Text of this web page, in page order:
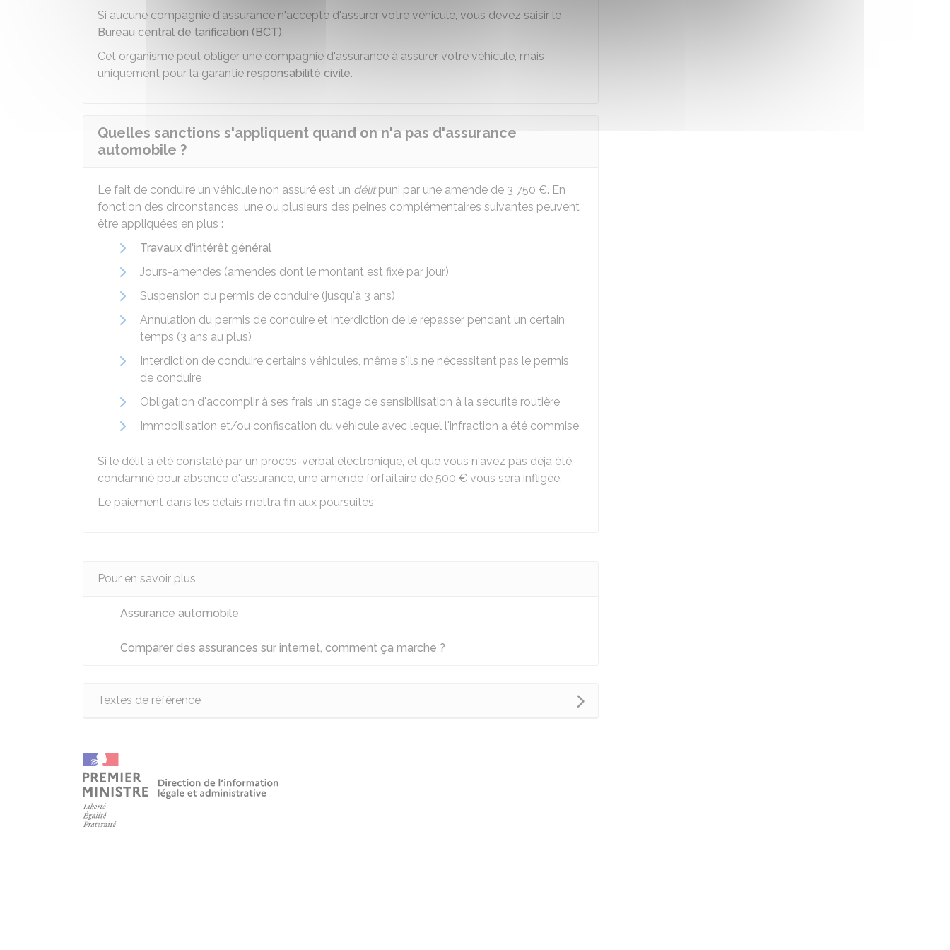
Si aucune compagnie d'assurance n'accepte d'assurer votre véhicule, vous devez saisir le
Bureau central de tarification (BCT).
Cet organisme peut obliger une compagnie d'assurance à assurer votre véhicule, mais
uniquement pour la garantie responsabilité civile.
Quelles sanctions s'appliquent quand on n'a pas d'assurance
automobile ?
Le fait de conduire un véhicule non assuré est un délitpuni par une amende de 3 750 €. En
fonction des circonstances, une ou plusieurs des peines complémentaires suivantes peuvent
être appliquées en plus :
Travaux d'intérêt général
Jours-amendes (amendes dont le montant est fixé par jour)
Suspension du permis de conduire (jusqu'à 3 ans)
Annulation du permis de conduire et interdiction de le repasser pendant un certain
temps (3 ans au plus)
Interdiction de conduire certains véhicules, même s'ils ne nécessitent pas le permis
de conduire
Obligation d'accomplir à ses frais un stage de sensibilisation à la sécurité routière
Immobilisation et/ou confiscation du véhicule avec lequel l'infraction a été commise
Si le délit a été constaté par un procès-verbal électronique, et que vous n'avez pas déjà été
condamné pour absence d'assurance, une amende forfaitaire de 500 € vous sera infligée.
Le paiement dans les délais mettra fin aux poursuites.
Pour en savoir plus
Assurance automobile
Comparer des assurances sur internet, comment ça marche ?
Textes de référence